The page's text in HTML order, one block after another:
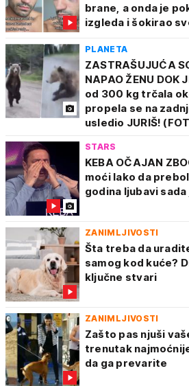
brane, a onda je
izgleda i šokirao
PLANETA
ZASTRAŠUJUĆA
NAPAO ŽENU DOK
od 300 kg trčala
propela se na
usledio JURIŠ!
STARS
KEBA OČAJAN
moći lako da
godina ljubavi sada
ZANIMLJIVOSTI
Šta treba da
samog kod kuće?
ključne stvari
ZANIMLJIVOSTI
Zašto pas njuši
trenutak
da ga prevarite